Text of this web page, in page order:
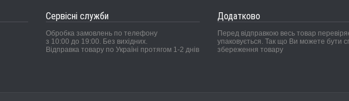
Сервісні служби
Обробка замовлень по телефону
з 10:00 до 19:00. Без вихідних.
Відправка товару по Україні протягом 1-2 днів
Додатково
Перед відправкою весь товар
упаковується. Так що Ви можете бути
збереження товару